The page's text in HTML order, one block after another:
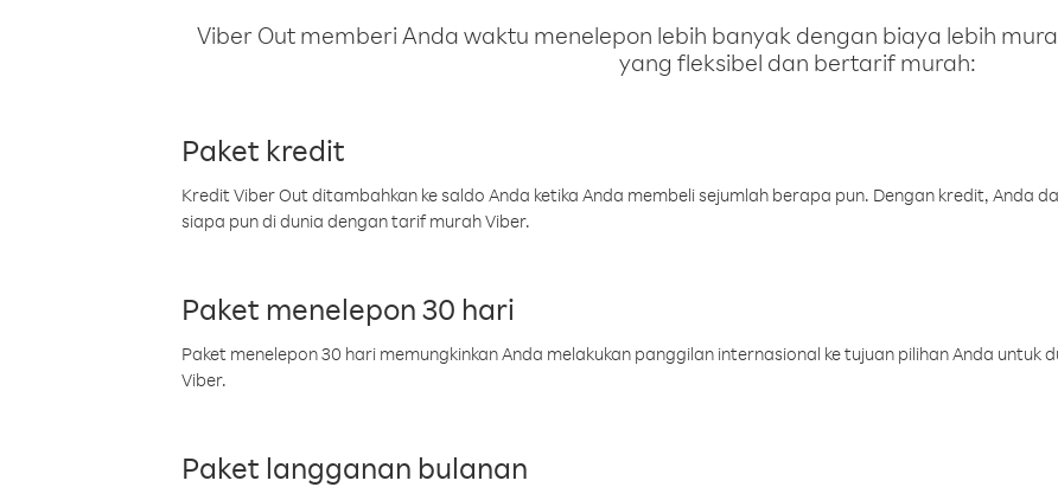
Viber Out memberi Anda waktu menelepon lebih banyak dengan biaya lebih
yang fleksibel dan bertarif murah:
Paket kredit
Kredit Viber Out ditambahkan ke saldo Anda ketika Anda membeli sejumlah berapa pun. Dengan kredit, Anda
siapa pun di dunia dengan tarif murah Viber.
Paket menelepon 30 hari
Paket menelepon 30 hari memungkinkan Anda melakukan panggilan internasional ke tujuan pilihan Anda untuk
Viber.
Paket langganan bulanan